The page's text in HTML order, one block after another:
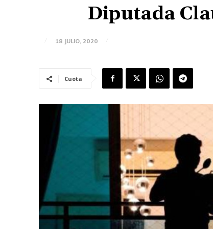
Diputada
18 JULIO, 2020
Cuota